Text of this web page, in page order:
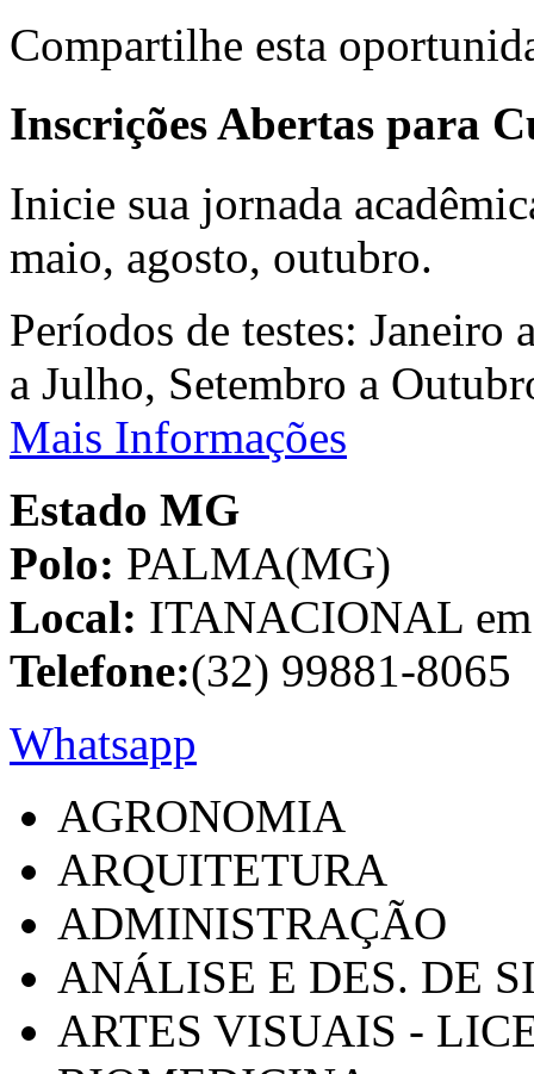
Compartilhe esta
Inscrições Abertas para
Inicie sua jornada
maio, agosto, outubro.
Períodos de testes:
a Julho, Setembro a
Mais Informações
Estado MG
Polo: PALMA(MG)
Local: ITANACIONAL
Telefone:(32) 99881-8065
Whatsapp
AGRONOMIA
ARQUITETURA
ADMINISTRAÇÃO
ANÁLISE E DES. DE
ARTES VISUAIS -